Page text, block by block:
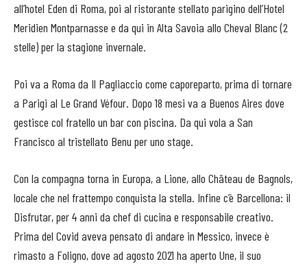
all’hotel Eden di Roma, poi al ristorante stellato parigino dell’Hotel
Meridien Montparnasse e da qui in Alta Savoia allo Cheval Blanc (2
stelle) per la stagione invernale.
Poi va a Roma da Il Pagliaccio come caporeparto, prima di tornare
a Parigi al Le Grand Véfour. Dopo 18 mesi va a Buenos Aires dove
gestisce col fratello un bar con piscina. Da qui vola a San
Francisco al tristellato Benu per uno stage.
Con la compagna torna in Europa, a Lione, allo Château de Bagnols,
locale che nel frattempo conquista la stella. Infine c’è Barcellona: il
Disfrutar, per 4 anni da chef di cucina e responsabile creativo.
Prima del Covid aveva pensato di andare in Messico, invece è
rimasto a Foligno, dove ad agosto 2021 ha aperto Une, il suo